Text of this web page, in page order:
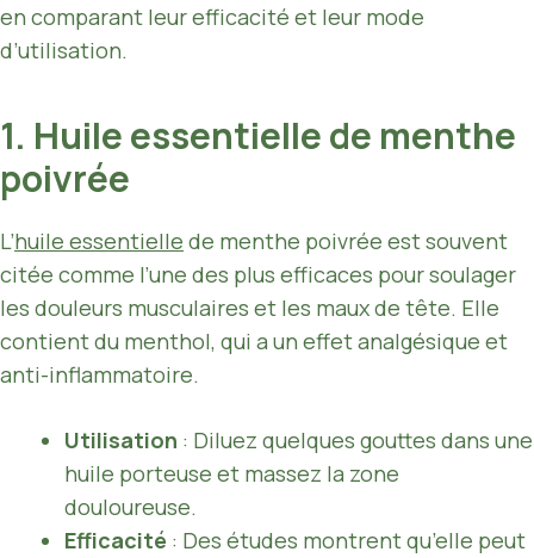
en comparant leur efficacité et leur mode
d’utilisation.
1. Huile essentielle de menthe
poivrée
L’huile essentielle de menthe poivrée est souvent
citée comme l’une des plus efficaces pour soulager
les douleurs musculaires et les maux de tête. Elle
contient du menthol, qui a un effet analgésique et
anti-inflammatoire.
Utilisation : Diluez quelques gouttes dans une
huile porteuse et massez la zone
douloureuse.
Efficacité : Des études montrent qu’elle peut